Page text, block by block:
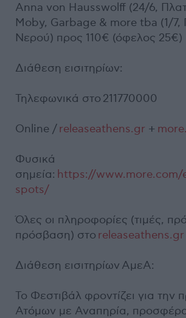
Anna von Hausswolff (24/6,
Moby, Garbage & more tba (1/7,
Νερού) προς 110€ (όφελος 25€)
Διάθεση εισιτηρίων:
Τηλεφωνικά στο 211770000
Online /releaseathens.gr +
Φυσικά
σημεία: https://www.more.com/
spots/
Όλες οι πληροφορίες (τιμές,
πρόσβαση) στο releaseathens.gr
Διάθεση εισιτηρίων ΑμεΑ:
Το Φεστιβάλ φροντίζει για την
Ατόμων με Αναπηρία,